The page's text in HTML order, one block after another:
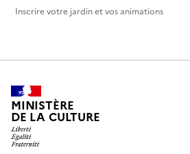
Inscrire votre jardin et vos animations
MINISTÈRE
DE LA CULTURE